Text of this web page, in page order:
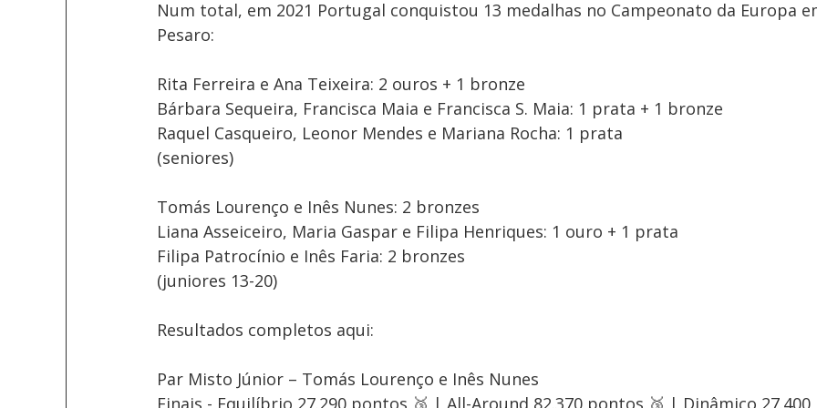
Num total, em 2021 Portugal conquistou 13 medalhas no Campeonato da Europa
Pesaro:
Rita Ferreira e Ana Teixeira: 2 ouros + 1 bronze
Bárbara Sequeira, Francisca Maia e Francisca S. Maia: 1 prata + 1 bronze
Raquel Casqueiro, Leonor Mendes e Mariana Rocha: 1 prata
(seniores)
Tomás Lourenço e Inês Nunes: 2 bronzes
Liana Asseiceiro, Maria Gaspar e Filipa Henriques: 1 ouro + 1 prata
Filipa Patrocínio e Inês Faria: 2 bronzes
(juniores 13-20)
Resultados completos aqui:
Par Misto Júnior – Tomás Lourenço e Inês Nunes
Finais - Equilíbrio 27.290 pontos 🥉 | All-Around 82.370 pontos 🥉 | Dinâmico 27.400